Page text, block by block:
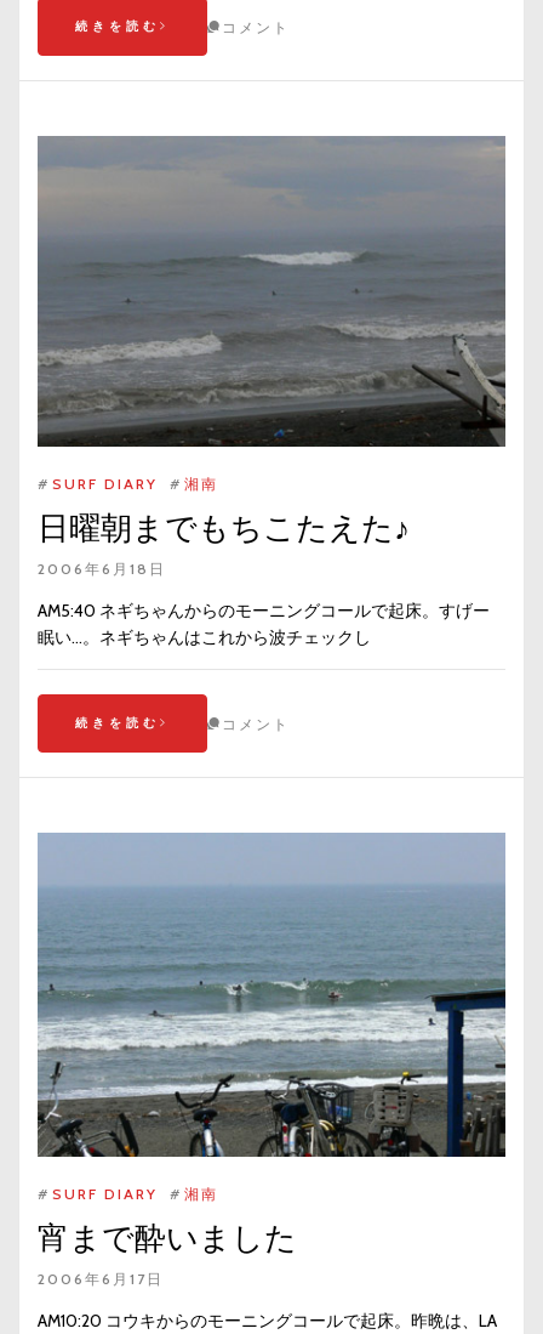
続きを読む コメント
# SURF DIARY # 湘南
日曜朝までもちこたえた♪
2006年6月18日
AM5:40 ネギちゃんからのモーニングコールで起床。すげー
眠い…。ネギちゃんはこれから波チェックし
続きを読む コメント
# SURF DIARY # 湘南
宵まで酔いました
2006年6月17日
AM10:20 コウキからのモーニングコールで起床。昨晩は、LA